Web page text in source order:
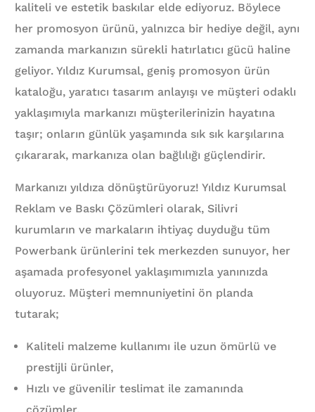
kaliteli ve estetik baskılar elde ediyoruz. Böylece
her promosyon ürünü, yalnızca bir hediye değil, aynı
zamanda markanızın sürekli hatırlatıcı gücü haline
geliyor. Yıldız Kurumsal, geniş promosyon ürün
kataloğu, yaratıcı tasarım anlayışı ve müşteri odaklı
yaklaşımıyla markanızı müşterilerinizin hayatına
taşır; onların günlük yaşamında sık sık karşılarına
çıkararak, markanıza olan bağlılığı güçlendirir.
Markanızı yıldıza dönüştürüyoruz! Yıldız Kurumsal
Reklam ve Baskı Çözümleri olarak, Silivri
kurumların ve markaların ihtiyaç duyduğu tüm
Powerbank ürünlerini tek merkezden sunuyor, her
aşamada profesyonel yaklaşımımızla yanınızda
oluyoruz. Müşteri memnuniyetini ön planda
tutarak;
Kaliteli malzeme kullanımı ile uzun ömürlü ve
prestijli ürünler,
Hızlı ve güvenilir teslimat ile zamanında